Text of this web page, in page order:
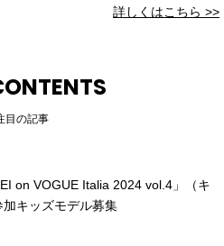
詳しくはこちら >>
目の記事
on VOGUE Italia 2024 vol.4」（キ
加キッズモデル募集